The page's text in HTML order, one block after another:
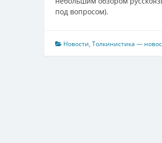
под вопросом).
Новости,Толкинистика —